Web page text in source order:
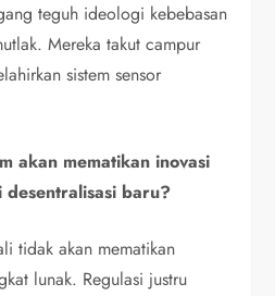
teguh ideologi kebebasan
Mereka takut campur
sistem sensor
akan mematikan inovasi
baru?
tidak akan mematikan
lunak. Regulasi justru